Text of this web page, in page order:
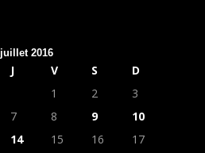
juillet 2016
J V S
D
1
2
3
7 8 9
10
14 15 16
17